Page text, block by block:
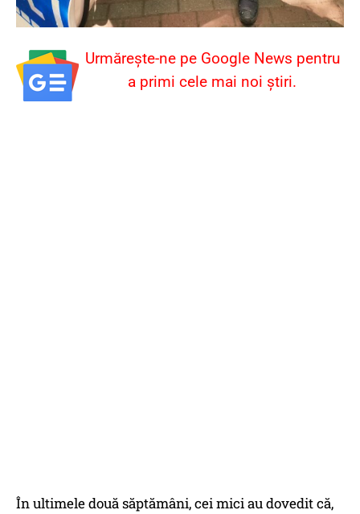
Urmărește-ne pe Google News pentru
a primi cele mai noi știri.
În ultimele două săptămâni, cei mici au dovedit că,